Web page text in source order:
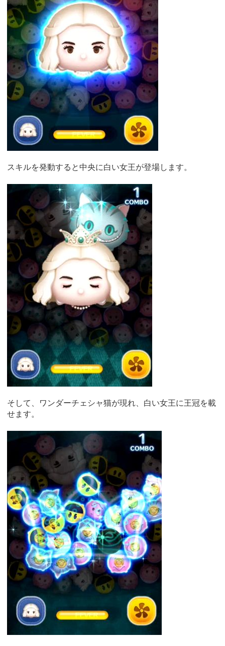
スキルを発動すると中央に白い女王が登場します。
そして、ワンダーチェシャ猫が現れ、白い女王に王冠を載
せます。